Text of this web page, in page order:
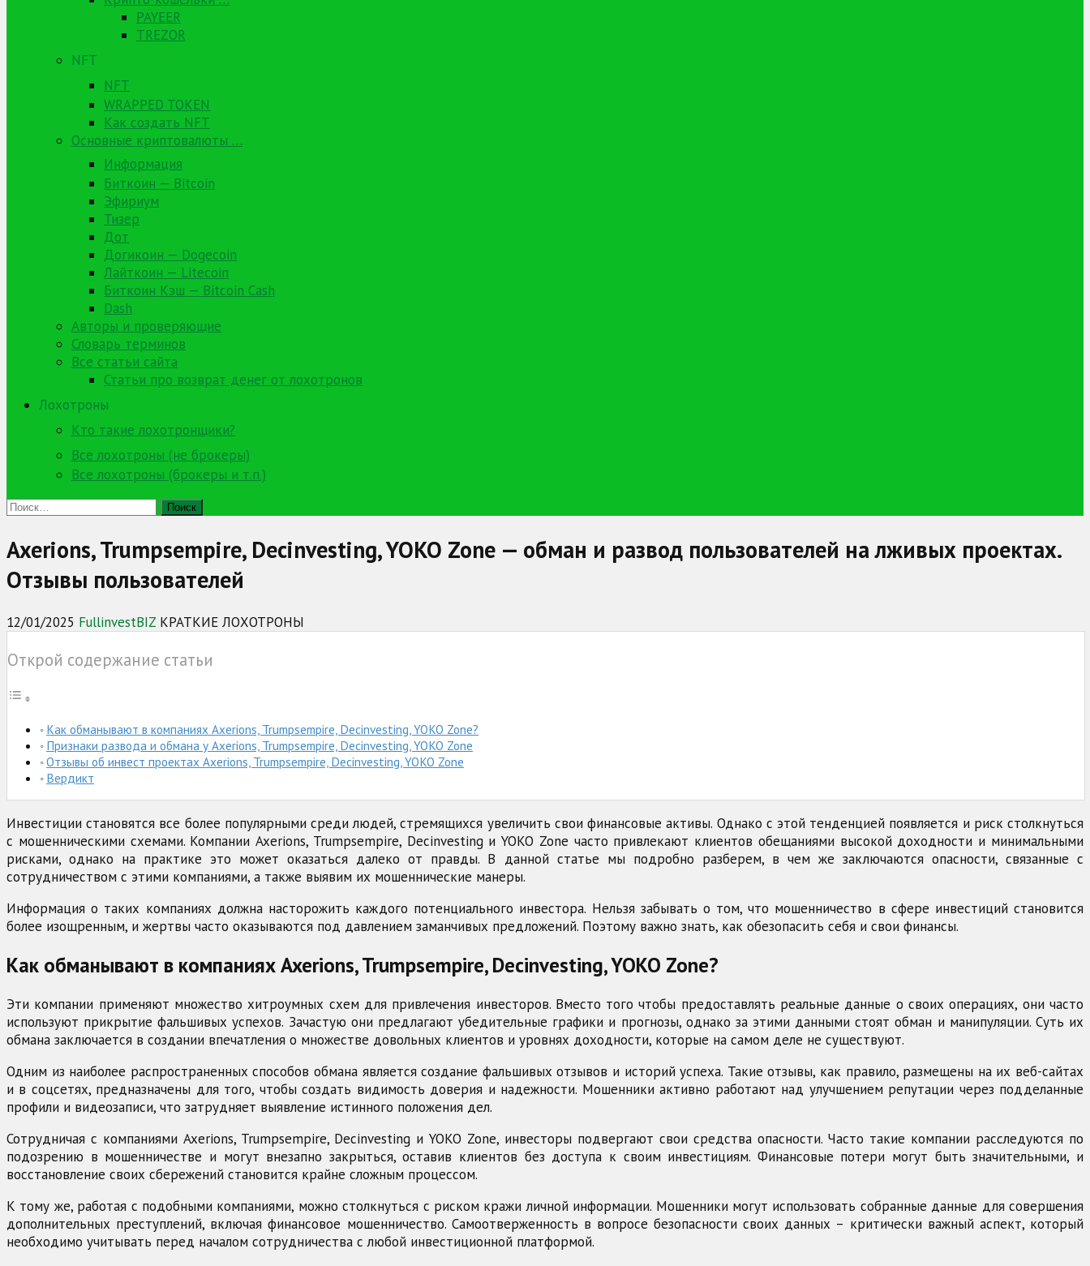
PAYEER
TREZOR
NFT
NFT
WRAPPED TOKEN
Как создать NFT
Основные криптовалюты …
Информация
Биткоин — Bitcoin
Эфириум
Тизер
Дот
Догикоин — Dogecoin
Лайткоин — Litecoin
Биткоин Кэш — Bitcoin Cash
Dash
Авторы и проверяющие
Словарь терминов
Все статьи сайта
Статьи про возврат денег от лохотронов
Лохотроны
Кто такие лохотронщики?
Все лохотроны (не брокеры)
Все лохотроны (брокеры и т.п.)
Найти:
Axerions, Trumpsempire, Decinvesting, YOKO Zone — обман и развод пользователей на лживых проектах.
Отзывы пользователей
12/01/2025 FullinvestBIZ КРАТКИЕ ЛОХОТРОНЫ
Открой содержание статьи
Как обманывают в компаниях Axerions, Trumpsempire, Decinvesting, YOKO Zone?
Признаки развода и обмана у Axerions, Trumpsempire, Decinvesting, YOKO Zone
Отзывы об инвест проектах Axerions, Trumpsempire, Decinvesting, YOKO Zone
Вердикт
Инвестиции становятся все более популярными среди людей, стремящихся увеличить свои финансовые активы. Однако с этой тенденцией появляется и риск столкнуться
с мошенническими схемами. Компании Axerions, Trumpsempire, Decinvesting и YOKO Zone часто привлекают клиентов обещаниями высокой доходности и минимальными
рисками, однако на практике это может оказаться далеко от правды. В данной статье мы подробно разберем, в чем же заключаются опасности, связанные с
сотрудничеством с этими компаниями, а также выявим их мошеннические манеры.
Информация о таких компаниях должна насторожить каждого потенциального инвестора. Нельзя забывать о том, что мошенничество в сфере инвестиций становится
более изощренным, и жертвы часто оказываются под давлением заманчивых предложений. Поэтому важно знать, как обезопасить себя и свои финансы.
Как обманывают в компаниях Axerions, Trumpsempire, Decinvesting, YOKO Zone?
Эти компании применяют множество хитроумных схем для привлечения инвесторов. Вместо того чтобы предоставлять реальные данные о своих операциях, они часто
используют прикрытие фальшивых успехов. Зачастую они предлагают убедительные графики и прогнозы, однако за этими данными стоят обман и манипуляции. Суть их
обмана заключается в создании впечатления о множестве довольных клиентов и уровнях доходности, которые на самом деле не существуют.
Одним из наиболее распространенных способов обмана является создание фальшивых отзывов и историй успеха. Такие отзывы, как правило, размещены на их веб-сайтах
и в соцсетях, предназначены для того, чтобы создать видимость доверия и надежности. Мошенники активно работают над улучшением репутации через подделанные
профили и видеозаписи, что затрудняет выявление истинного положения дел.
Сотрудничая с компаниями Axerions, Trumpsempire, Decinvesting и YOKO Zone, инвесторы подвергают свои средства опасности. Часто такие компании расследуются по
подозрению в мошенничестве и могут внезапно закрыться, оставив клиентов без доступа к своим инвестициям. Финансовые потери могут быть значительными, и
восстановление своих сбережений становится крайне сложным процессом.
К тому же, работая с подобными компаниями, можно столкнуться с риском кражи личной информации. Мошенники могут использовать собранные данные для совершения
дополнительных преступлений, включая финансовое мошенничество. Самоотверженность в вопросе безопасности своих данных – критически важный аспект, который
необходимо учитывать перед началом сотрудничества с любой инвестиционной платформой.